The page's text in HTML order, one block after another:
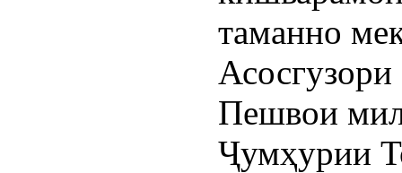
таманно
Пешвои
Ҷумҳурии